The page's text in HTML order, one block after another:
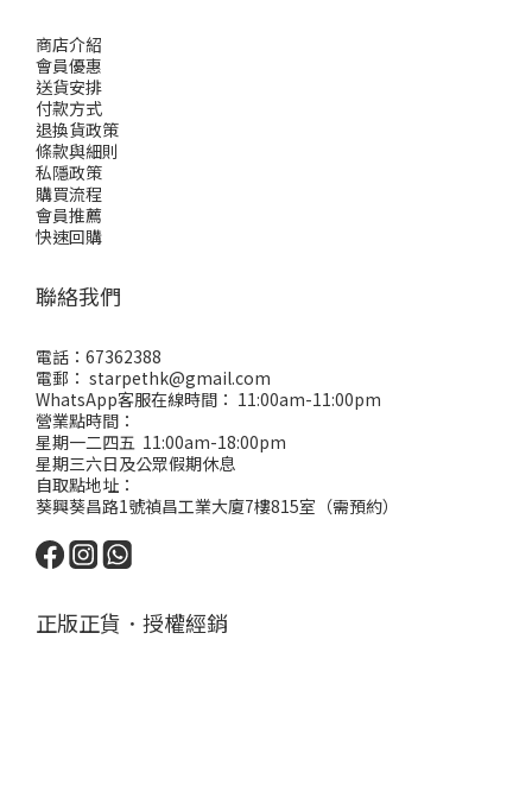
商店介紹
會員優惠
送貨安排
付款方式
退換貨政策
條款與細則
私隱政策
購買流程
會員推薦
快速回購
聯絡我們
電話：67362388
電郵： starpethk@gmail.com
WhatsApp客服在線時間： 11:00am-11:00pm
營業點時間：
星期一二四五 11:00am-18:00pm
星期三六日及公眾假期休息
自取點地址：
葵興葵昌路1號禎昌工業大廈7樓815室（需預約）
正版正貨．授權經銷